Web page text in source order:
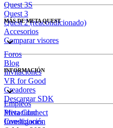
Quest 3S
Quest 3
Quest 2 (reacondicionado)
Accesorios
Comparar visores
MÁS DE META QUEST
Foros
Blog
Invitaciones
VR for Good
Creadores
Descargar SDK
INFORMACIÓN
Empleos
Meta Connect
Investigación
Privacidad
Condiciones